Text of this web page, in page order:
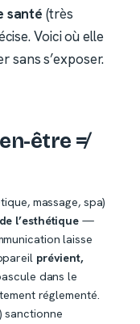
santé (très
Voici où elle
sans s’exposer.
être ≠
massage, spa)
l’esthétique —
laisse
prévient,
dans le
réglementé.
sanctionne